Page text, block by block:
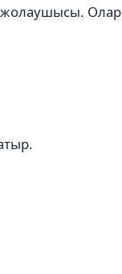
жолаушысы. Олар